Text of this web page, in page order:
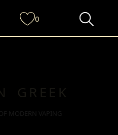
GREEK
MODERN VAPING
0